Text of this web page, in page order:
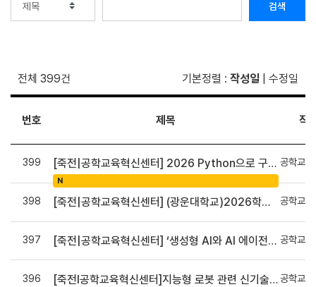
검색
전체 399건 기본정렬 : 작성일 수정일
번호 제목 작
399 [죽전|공학교육혁신센터] 2026 Python으로 구현하는 AI 영상인식과 로봇팔 제어 프로그램 신청 안내
N
공학교
398 [죽전|공학교육혁신센터] (광운대학교)2026학년도 로봇영상처리를 위한 AI 모델 기초 실습 교육 공학교
397 [죽전|공학교육혁신센터] ‘생성형 AI와 AI 에이전트 개발 교육’모집 안내 공학교
396 [죽전l공학교육혁신센터]지능형 로봇 관련 신기술 융합! DK-4Dream 프로그램 참가자 모집 안내공학교